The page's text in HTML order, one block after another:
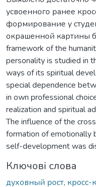
усвоенного ранее
формирование у
окрашенной картины
framework of the
personality is studied in
ways of its spiritual
special dependence
in own professional
realization and spiritual
The influence of the
formation of emotionally
self-development was
Ключові слова
духовный рост, кросс-